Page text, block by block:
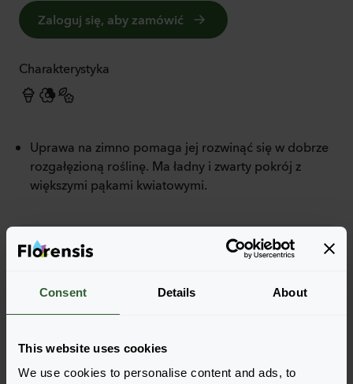
Consent Details About
This website uses cookies
We use cookies to personalise content and ads, to
Zaloguj się, aby zamówić
Charakterystyka
Uprawa na zimno pomaga jej rozwinąć się w dobrze
rozgałęzioną roślinę. Ma ładny i zwarty pokrój z
większymi pąkami kwiatowymi.
Więcej cech charakterystycznych
Więcej informacji
Zamów